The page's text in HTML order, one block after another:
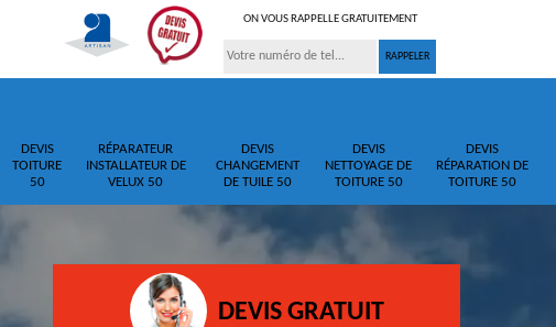
ON VOUS RAPPELLE GRATUITEMENT
DEVIS
TOITURE
50
RÉPARATEUR
INSTALLATEUR DE
VELUX 50
DEVIS
CHANGEMENT
DE TUILE 50
DEVIS
NETTOYAGE DE
TOITURE 50
DEVIS
RÉPARATION DE
TOITURE 50
DEVIS GRATUIT